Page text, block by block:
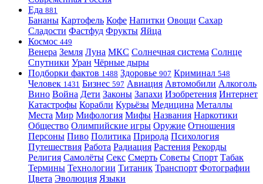
Еда 881
Бананы Картофель Кофе Напитки Овощи Сахар
Сладости Фастфуд Фрукты Яйца
Космос 449
Венера Земля Луна МКС Солнечная система Солнце
Спутники Уран Чёрные дыры
Подборки фактов 1488 Здоровье 907 Криминал 548
Человек 1431 Бизнес 597 Авиация Автомобили Алкоголь
Вино Война Дети Законы Запахи Изобретения Интернет
Катастрофы Корабли Курьёзы Медицина Металлы
Места Мир Мифология Мифы Названия Наркотики
Общество Олимпийские игры Оружие Отношения
Персоны Пиво Политика Природа Психология
Путешествия Работа Радиация Растения Рекорды
Религия Самолёты Секс Смерть Советы Спорт Табак
Термины Технологии Титаник Транспорт Фотографии
Цвета Эволюция Языки